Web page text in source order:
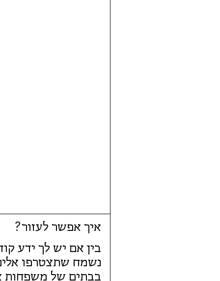
איך אפשר לעזור?
בין אם יש לך ידע
נשמח שתצטרפו
בבתים של משפחות